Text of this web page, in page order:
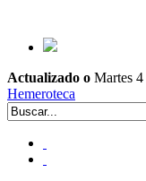
Actualizado o Martes
Hemeroteca